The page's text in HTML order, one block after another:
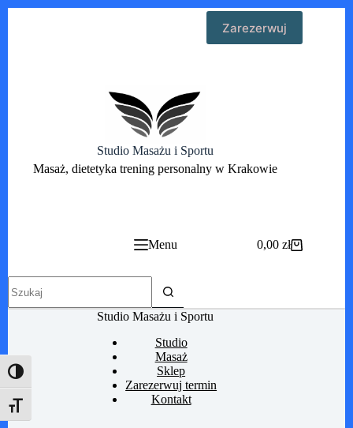
Toggle High Contrast
Toggle Font size
Zarezerwuj
Studio Masażu i Sportu
Masaż, dietetyka trening personalny w Krakowie
Menu Koszyk
0,00zł
wyników
Studio Masażu i Sportu
Studio
Masaż
Sklep
Zarezerwuj termin
Kontakt